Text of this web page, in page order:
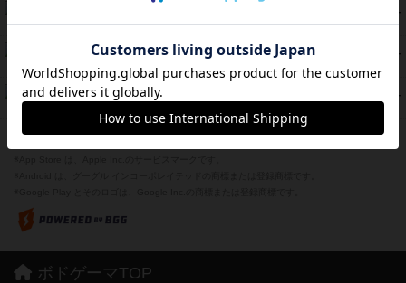
PT
紹介文あり 1件の投稿
PT
Bitter End ブタペスト救出作戦
42 PT
ドコジャン
ボドゲーマTOP